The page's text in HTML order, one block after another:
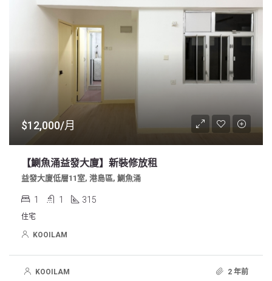
$12,000/月
【鰂魚涌益發大廈】新裝修放租
益發大廈低層11室, 港島區, 鰂魚涌
1 1 315
住宅
KOOILAM
KOOILAM 2 年前